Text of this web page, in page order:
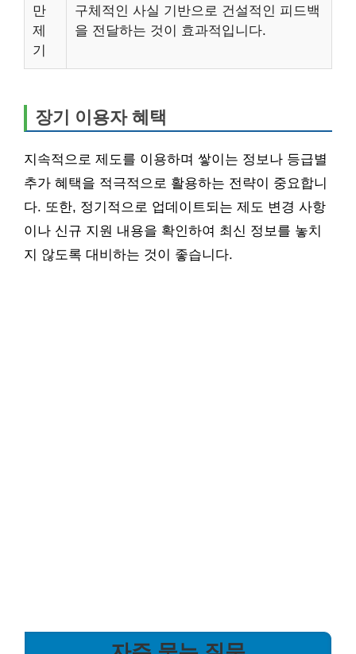
만
제
기
구체적인 사실 기반으로 건설적인 피드백
을 전달하는 것이 효과적입니다.
장기 이용자 혜택
지속적으로 제도를 이용하며 쌓이는 정보나 등급별
추가 혜택을 적극적으로 활용하는 전략이 중요합니
다. 또한, 정기적으로 업데이트되는 제도 변경 사항
이나 신규 지원 내용을 확인하여 최신 정보를 놓치
지 않도록 대비하는 것이 좋습니다.